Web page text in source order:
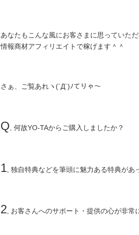
あなたもこんな風にお客さまに思っていた
情報商材アフィリエイトで稼げます＾＾
さぁ、ご覧あれヽ(`Д´)ﾉてりゃ～
Q , 何故YO-TAからご購入しましたか？
1 , 独自特典などを筆頭に魅力ある特典があ
2 , お客さんへのサポート・提供の心が非常